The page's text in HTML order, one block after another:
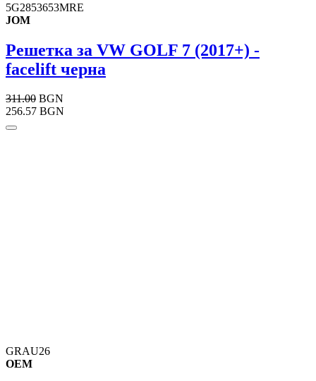
5G2853653MRE
JOM
Решетка за VW GOLF 7 (2017+) -
facelift черна
311.00 BGN
256.57 BGN
GRAU26
OEM